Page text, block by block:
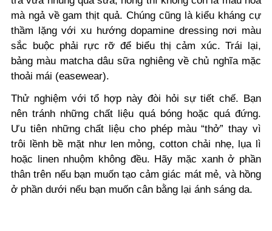
mà ngả về gam thịt quả. Chúng cũng là kiểu kháng cự
thầm lặng với xu hướng dopamine dressing nơi màu
sắc buộc phải rực rỡ để biểu thị cảm xúc. Trái lại,
bảng màu matcha dâu sữa nghiêng về chủ nghĩa mặc
thoải mái (easewear).
Thử nghiệm với tổ hợp này đòi hỏi sự tiết chế. Bạn
nên tránh những chất liệu quá bóng hoặc quá đứng.
Ưu tiên những chất liệu cho phép màu “thở” thay vì
trôi lềnh bề mặt như len mỏng, cotton chải nhẹ, lụa lì
hoặc linen nhuộm không đều. Hãy mặc xanh ở phần
thân trên nếu bạn muốn tạo cảm giác mát mẻ, và hồng
ở phần dưới nếu bạn muốn cân bằng lại ánh sáng da.